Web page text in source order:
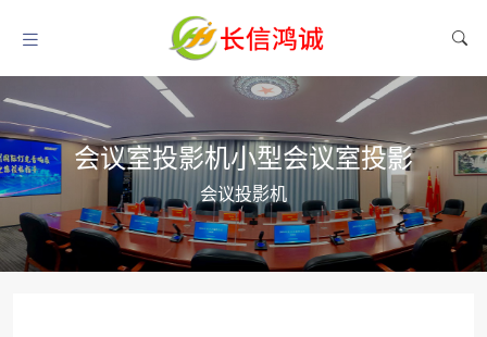
会议室投影机小型会议室投影
会议投影机